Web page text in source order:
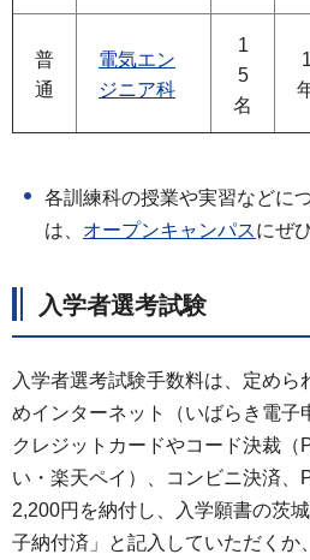
普
通
電気エン
ジニア科
1
5
名
1
各訓練科の授業や実習などに
は、 オープンキャンパスにぜ
入学者選考試験
入学者選考試験手数料は、定めら
めインターネット（いばらき電子
クレジットカードやコード決裁（
い・楽天ペイ）、コンビニ決済、
2,200円を納付し、入学願書の茨
子納付済」と記入していただくか